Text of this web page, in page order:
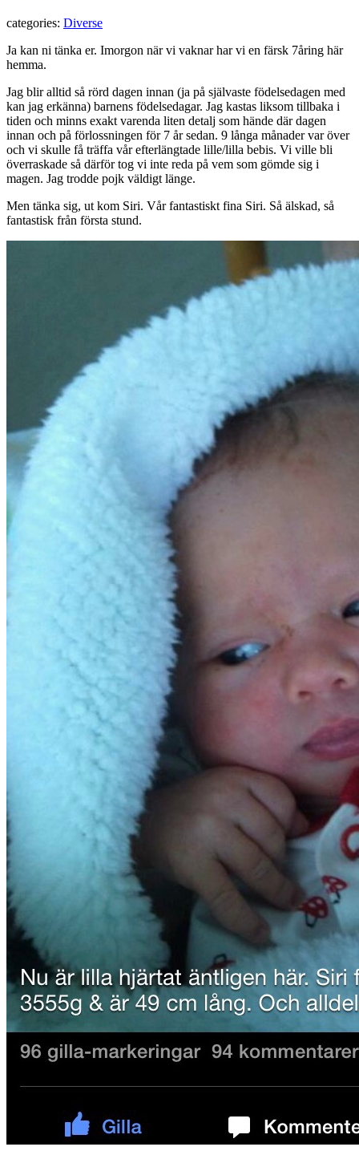
categories: Diverse
Ja kan ni tänka er. Imorgon när vi vaknar har vi en färsk 7åring här
hemma.
Jag blir alltid så rörd dagen innan (ja på självaste födelsedagen med
kan jag erkänna) barnens födelsedagar. Jag kastas liksom tillbaka i
tiden och minns exakt varenda liten detalj som hände där dagen
innan och på förlossningen för 7 år sedan. 9 långa månader var över
och vi skulle få träffa vår efterlängtade lille/lilla bebis. Vi ville bli
överraskade så därför tog vi inte reda på vem som gömde sig i
magen. Jag trodde pojk väldigt länge.
Men tänka sig, ut kom Siri. Vår fantastiskt fina Siri. Så älskad, så
fantastisk från första stund.